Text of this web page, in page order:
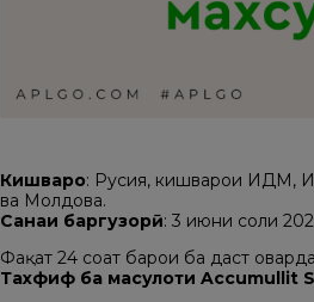
Кишварҳо: Русия, кишварҳои ИДМ,
ва Молдова.
Санаи баргузорӣ: 3 июни соли
Фақат 24 соат барои ба даст
Тахфиф ба маҳсулоти Accumullit